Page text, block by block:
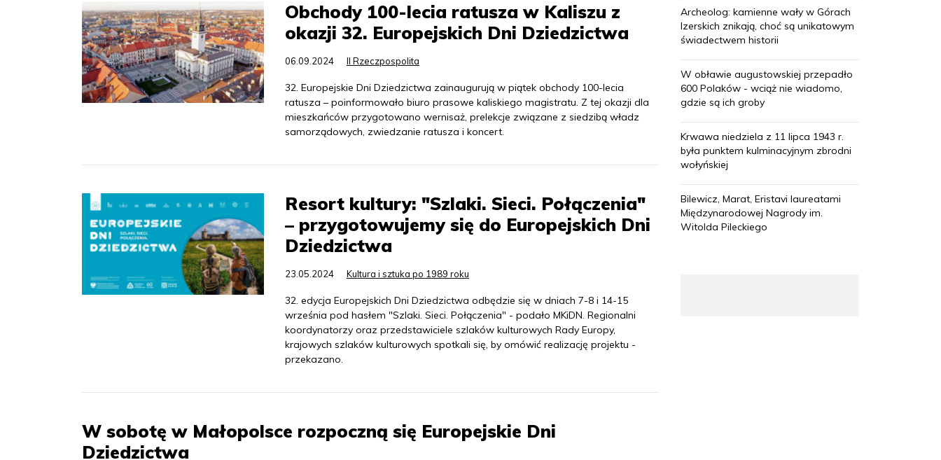
Obchody 100-lecia ratusza w Kaliszu z
okazji 32. Europejskich Dni Dziedzictwa
06.09.2024 II Rzeczpospolita
32. Europejskie Dni Dziedzictwa zainaugurują w piątek obchody 100-lecia
ratusza – poinformowało biuro prasowe kaliskiego magistratu. Z tej okazji dla
mieszkańców przygotowano wernisaż, prelekcje związane z siedzibą władz
samorządowych, zwiedzanie ratusza i koncert.
Resort kultury: "Szlaki. Sieci. Połączenia"
– przygotowujemy się do Europejskich Dni
Dziedzictwa
23.05.2024 Kultura i sztuka po 1989 roku
32. edycja Europejskich Dni Dziedzictwa odbędzie się w dniach 7-8 i 14-15
września pod hasłem "Szlaki. Sieci. Połączenia" - podało MKiDN. Regionalni
koordynatorzy oraz przedstawiciele szlaków kulturowych Rady Europy,
krajowych szlaków kulturowych spotkali się, by omówić realizację projektu -
przekazano.
W sobotę w Małopolsce rozpoczną się Europejskie Dni
Dziedzictwa
Archeolog: kamienne wały w Górach
Izerskich znikają, choć są unikatowym
świadectwem historii
W obławie augustowskiej przepadło
600 Polaków - wciąż nie wiadomo,
gdzie są ich groby
Krwawa niedziela z 11 lipca 1943 r.
była punktem kulminacyjnym zbrodni
wołyńskiej
Bilewicz, Marat, Eristavi laureatami
Międzynarodowej Nagrody im.
Witolda Pileckiego